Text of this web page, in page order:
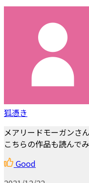
狐憑き
メアリードモーガンさ
こちらの作品も読んでみ
Good